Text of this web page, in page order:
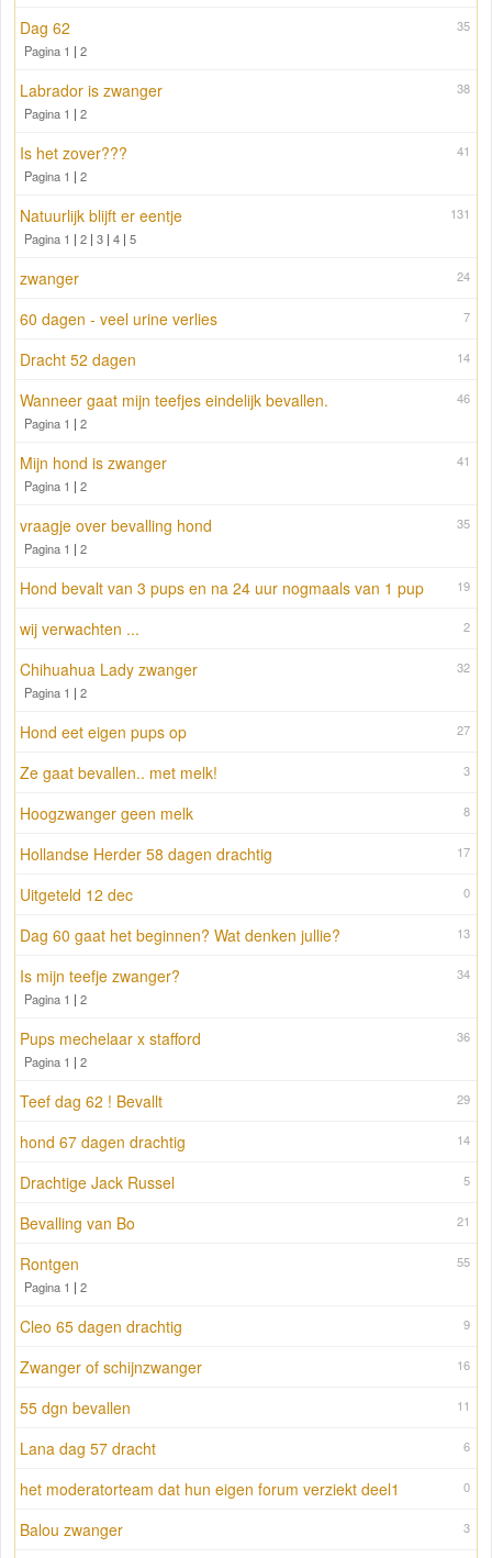
35
Dag 62
Pagina 1 | 2
38
Labrador is zwanger
Pagina 1 | 2
41
Is het zover???
Pagina 1 | 2
131
Natuurlijk blijft er eentje
Pagina 1 | 2 | 3 | 4 | 5
24
zwanger
7
60 dagen - veel urine verlies
14
Dracht 52 dagen
46
Wanneer gaat mijn teefjes eindelijk bevallen.
Pagina 1 | 2
41
Mijn hond is zwanger
Pagina 1 | 2
35
vraagje over bevalling hond
Pagina 1 | 2
19
Hond bevalt van 3 pups en na 24 uur nogmaals van 1 pup
2
wij verwachten ...
32
Chihuahua Lady zwanger
Pagina 1 | 2
27
Hond eet eigen pups op
3
Ze gaat bevallen.. met melk!
8
Hoogzwanger geen melk
17
Hollandse Herder 58 dagen drachtig
0
Uitgeteld 12 dec
13
Dag 60 gaat het beginnen? Wat denken jullie?
34
Is mijn teefje zwanger?
Pagina 1 | 2
36
Pups mechelaar x stafford
Pagina 1 | 2
29
Teef dag 62 ! Bevallt
14
hond 67 dagen drachtig
5
Drachtige Jack Russel
21
Bevalling van Bo
55
Rontgen
Pagina 1 | 2
9
Cleo 65 dagen drachtig
16
Zwanger of schijnzwanger
11
55 dgn bevallen
6
Lana dag 57 dracht
0
het moderatorteam dat hun eigen forum verziekt deel1
3
Balou zwanger